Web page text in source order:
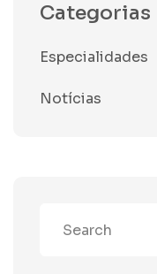
Categorias
Especialidades
Notícias